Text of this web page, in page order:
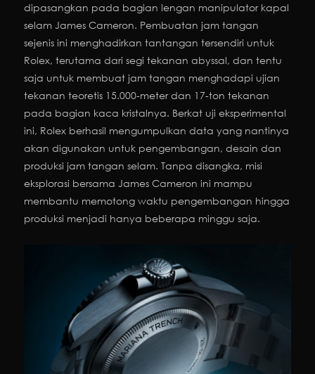
dipasangkan pada bagian lengan manipulator kapal
selam James Cameron. Pembuatan jam tangan
sejenis ini menghadirkan tantangan tersendiri untuk
Rolex, terutama dari segi tekanan abyssal, dan tentu
saja untuk membuat jam tangan menghadapi ujian
tekanan teoretis 15.000-meter dan 17-ton tekanan
pada bagian kaca kristalnya. Berkat uji eksperimental
ini, Rolex berhasil mengumpulkan data yang nantinya
akan digunakan untuk pengembangan, desain dan
produksi jam tangan selam. Tanpa disangka, misi
eksplorasi bersama James Cameron ini mampu
membantu memotong waktu pengembangan hingga
produksi menjadi hanya beberapa minggu saja.